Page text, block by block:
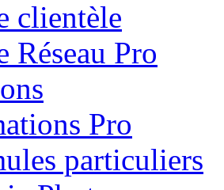
clientèle
Réseau Pro
Pro
particuliers